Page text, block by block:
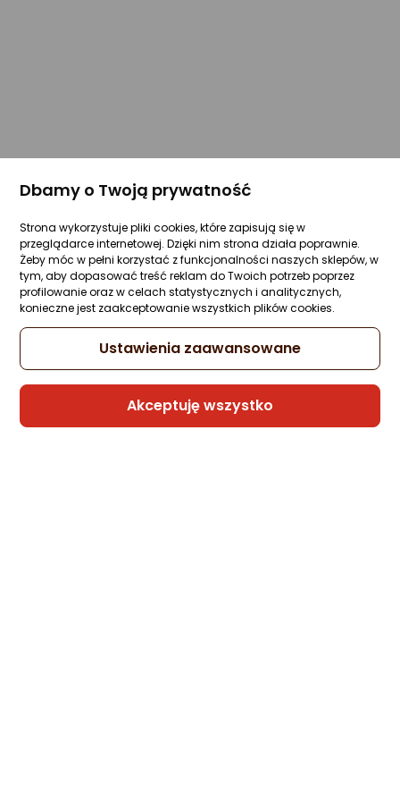
Dbamy o Twoją prywatność
Strona wykorzystuje pliki cookies, które zapisują się w
przeglądarce internetowej. Dzięki nim strona działa poprawnie.
Żeby móc w pełni korzystać z funkcjonalności naszych sklepów, w
tym, aby dopasować treść reklam do Twoich potrzeb poprzez
profilowanie oraz w celach statystycznych i analitycznych,
konieczne jest zaakceptowanie wszystkich plików cookies.
Ustawienia zaawansowane
Akceptuję wszystko